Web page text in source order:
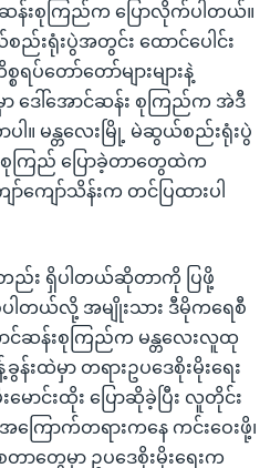
င်ဆန်းစုကြည်က ပြောလိုက်ပါတယ်။
ည်းရုံးပွဲအတွင်း ထောင်ပေါင်း
ရပ်တော်တော်များများနဲ့
ဒေါ်အောင်ဆန်း စုကြည်က အဲဒီ
။ မန္တလေးမြို့ မဲဆွယ်စည်းရုံးပွဲ
စုကြည် ပြောခဲ့တာတွေထဲက
ကျော်သိန်းက တင်ပြထားပါ
း ရှိပါတယ်ဆိုတာကို ပြဖို့
တယ်လို့ အမျိုးသား ဒီမိုကရေစီ
ောင်ဆန်းစုကြည်က မန္တလေးလူထု
းထဲမှာ တရားဥပဒေစိုးမိုးရေး
ောင်းထိုး ပြောဆိုခဲ့ပြီး လူတိုင်း
ြောက်တရားကနေ ကင်းဝေးဖို့၊
ာတွေမှာ ဥပဒေစိုးမိုးရေးက